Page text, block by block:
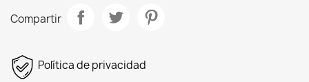
Compartir
Política de privacidad